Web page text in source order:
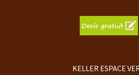
KELLER ESPACE